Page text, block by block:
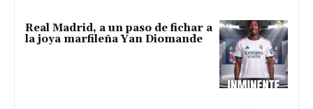
Real Madrid, a un paso de fichar a
la joya marfileña Yan Diomande